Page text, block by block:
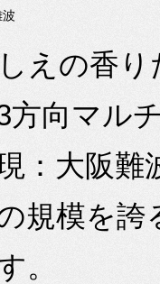
えの香
方向マル
：大阪難
規模を誇
。